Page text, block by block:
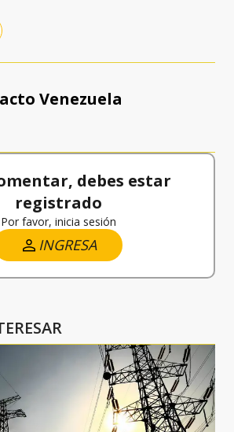
Venezuela
debes estar
registrado
Por favor, inicia sesión
INGRESA